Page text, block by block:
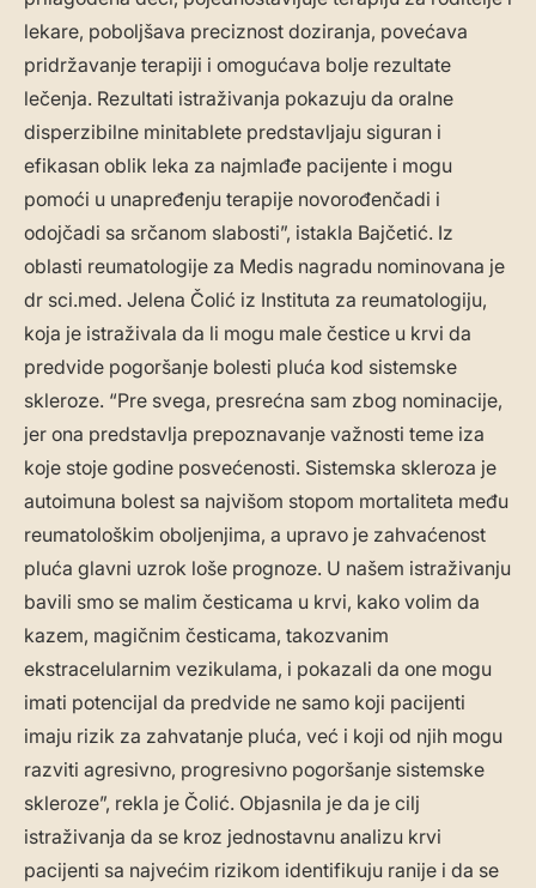
lekare, poboljšava preciznost doziranja, povećava
pridržavanje terapiji i omogućava bolje rezultate
lečenja. Rezultati istraživanja pokazuju da oralne
disperzibilne minitablete predstavljaju siguran i
efikasan oblik leka za najmlađe pacijente i mogu
pomoći u unapređenju terapije novorođenčadi i
odojčadi sa srčanom slabosti”, istakla Bajčetić. Iz
oblasti reumatologije za Medis nagradu nominovana je
dr sci.med. Jelena Čolić iz Instituta za reumatologiju,
koja je istraživala da li mogu male čestice u krvi da
predvide pogoršanje bolesti pluća kod sistemske
skleroze. “Pre svega, presrećna sam zbog nominacije,
jer ona predstavlja prepoznavanje važnosti teme iza
koje stoje godine posvećenosti. Sistemska skleroza je
autoimuna bolest sa najvišom stopom mortaliteta među
reumatološkim oboljenjima, a upravo je zahvaćenost
pluća glavni uzrok loše prognoze. U našem istraživanju
bavili smo se malim česticama u krvi, kako volim da
kazem, magičnim česticama, takozvanim
ekstracelularnim vezikulama, i pokazali da one mogu
imati potencijal da predvide ne samo koji pacijenti
imaju rizik za zahvatanje pluća, već i koji od njih mogu
razviti agresivno, progresivno pogoršanje sistemske
skleroze”, rekla je Čolić. Objasnila je da je cilj
istraživanja da se kroz jednostavnu analizu krvi
pacijenti sa najvećim rizikom identifikuju ranije i da se